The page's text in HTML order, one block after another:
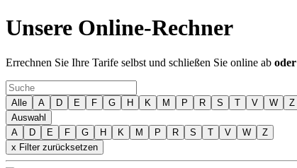
Unsere Online-Rechner
Errechnen Sie Ihre Tarife selbst und schließen Sie online ab oder
Alle A D E F G H K M P R S T V W
Z
Auswahl
A
D E F G H K M P R S T V W
Z
x Filter zurücksetzen